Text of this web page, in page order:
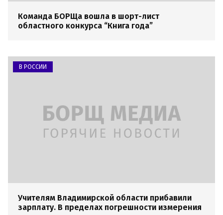
Команда БОРЩа вошла в шорт-лист
областного конкурса “Книга года”
В РОССИИ
Учителям Владимирской области прибавили
зарплату. В пределах погрешности измерения